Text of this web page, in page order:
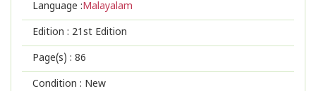
Language :Malayalam
Edition : 21st Edition
Page(s) : 86
Condition : New